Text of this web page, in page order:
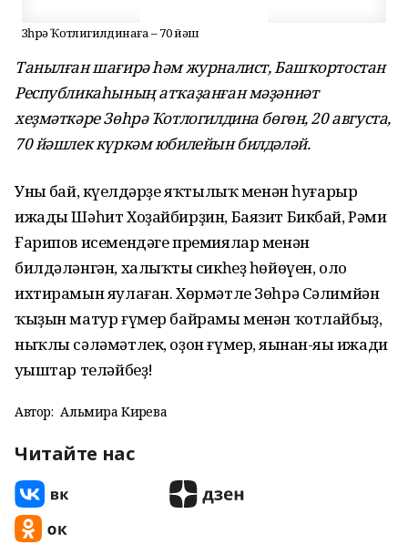
Зөһрә Ҡотлигилдинаға – 70 йәш
Танылған шағирә һәм журналист, Башҡортостан
Республикаһының атҡаҙанған мәҙәниәт
хеҙмәткәре Зөһрә Ҡотлогилдина бөгөн, 20 августа,
70 йәшлек күркәм юбилейын билдәләй.
Уның бай, күңелдәрҙе яҡтылыҡ менән һуғарыр
ижады Шәһит Хоҙайбирҙин, Баязит Бикбай, Рәми
Ғарипов исемендәге премиялар менән
билдәләнгән, халыҡтың сикһеҙ һөйөүен, оло
ихтирамын яулаған. Хөрмәтле Зөһрә Сәлимйән
ҡыҙын матур ғүмер байрамы менән ҡотлайбыҙ,
ныҡлы сәләмәтлек, оҙон ғүмер, яңынан-яңы ижади
уңыштар теләйбеҙ!
Автор: Альмира Кирәева
Читайте нас